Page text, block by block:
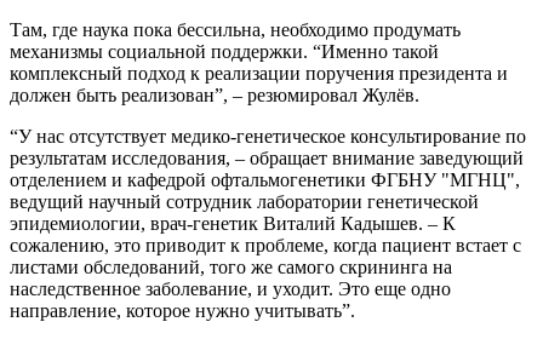
Там, где наука пока бессильна, необходимо продумать
механизмы социальной поддержки. “Именно такой
комплексный подход к реализации поручения президента и
должен быть реализован”, – резюмировал Жулёв.
“У нас отсутствует медико-генетическое консультирование по
результатам исследования, – обращает внимание заведующий
отделением и кафедрой офтальмогенетики ФГБНУ "МГНЦ",
ведущий научный сотрудник лаборатории генетической
эпидемиологии, врач-генетик Виталий Кадышев. – К
сожалению, это приводит к проблеме, когда пациент встает с
листами обследований, того же самого скрининга на
наследственное заболевание, и уходит. Это еще одно
направление, которое нужно учитывать”.